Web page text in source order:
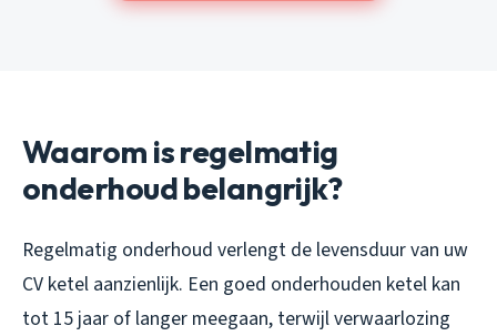
Waarom is regelmatig
onderhoud belangrijk?
Regelmatig onderhoud verlengt de levensduur van uw
CV ketel aanzienlijk. Een goed onderhouden ketel kan
tot 15 jaar of langer meegaan, terwijl verwaarlozing